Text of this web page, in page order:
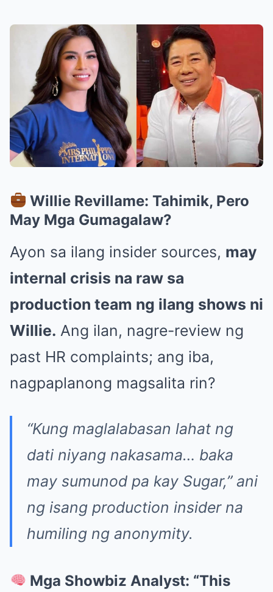
Willie Revillame: Tahimik, Pero
May Mga Gumagalaw?
Ayon sa ilang insider sources, may
internal crisis na raw sa
production team ng ilang shows ni
Willie. Ang ilan, nagre-review ng
past HR complaints; ang iba,
nagpaplanong magsalita rin?
“Kung maglalabasan lahat ng
dati niyang nakasama… baka
may sumunod pa kay Sugar,”ani
ng isang production insider na
humiling ng anonymity.
Mga Showbiz Analyst: “This